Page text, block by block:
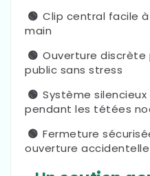
🟢 Clip central facile
main
🟢 Ouverture
public sans stress
🟢 Système
pendant les tétées
🟢 Fermeture
ouverture accidentelle